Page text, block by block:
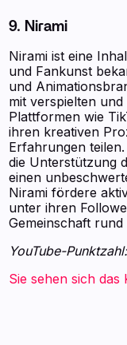
9. Nirami
Nirami ist eine
und Fankunst
und
mit verspielten
Plattformen wie
ihren kreativen
Erfahrungen
die Unterstützung
einen
Nirami fördere
unter ihren
Gemeinschaft
YouTube-
Sie sehen sich